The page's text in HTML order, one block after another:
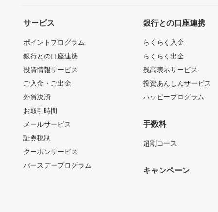
サービス
ポイントプログラム
銀行との口座連携
投資情報サービス
ご入金・ご出金
外貨決済
お取引時間
メールサービス
証券税制
クーポンサービス
バースデープログラム
銀行との口座連携
らくらく入金
らくらく出金
残高表示サービス
投資あんしんサービス
ハッピープログラム
手数料
超割コース
キャンペーン